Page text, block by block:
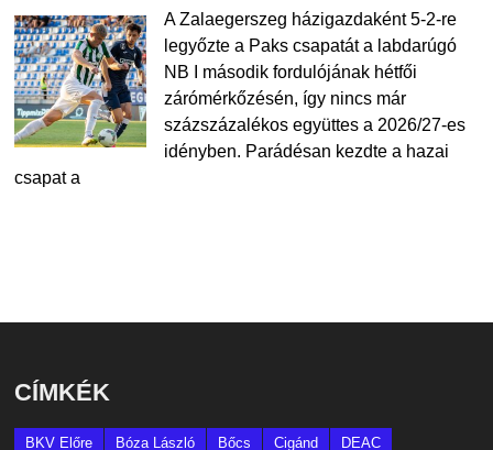
A Zalaegerszeg házigazdaként 5-2-re
legyőzte a Paks csapatát a labdarúgó
NB I második fordulójának hétfői
zárómérkőzésén, így nincs már
százszázalékos együttes a 2026/27-es
idényben. Parádésan kezdte a hazai
csapat a
CÍMKÉK
BKV Előre Bóza László Bőcs Cigánd
DEAC